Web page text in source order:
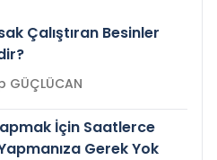
Çalıştıran Besinler
Zeynep GÜÇLÜCAN
İçin Saatlerce
Gerek Yok